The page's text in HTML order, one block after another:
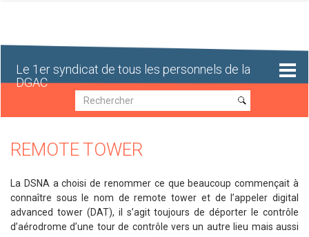
Le 1er syndicat de tous les personnels de la
DGAC
Recherche
Recherche
REMOTE TOWER
La DSNA a choisi de renommer ce que beaucoup commençait à
connaître sous le nom de remote tower et de l’appeler digital
advanced tower (DAT), il s’agit toujours de déporter le contrôle
d’aérodrome d’une tour de contrôle vers un autre lieu mais aussi